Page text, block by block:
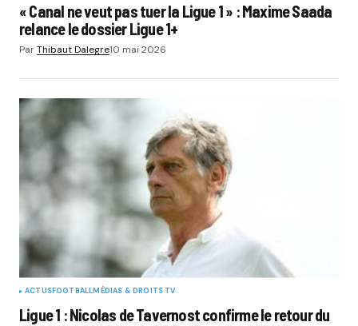
« Canal ne veut pas tuer la Ligue 1 » : Maxime Saada
relance le dossier Ligue 1+
ParThibaut Dalegre10 mai 2026
ACTUSFOOTBALLMÉDIAS & DROITS TV
Ligue 1 : Nicolas de Tavernost confirme le retour du